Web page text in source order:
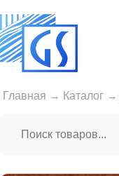
Главная → Каталог →